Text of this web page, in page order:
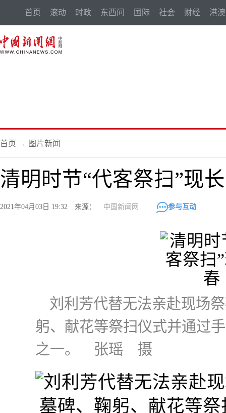
首页 滚动 时政 东西问 国际 社会 财经 港澳
首页 → 图片新闻
清明时节“代客祭扫”现
2021年04月03日 19:32 来源： 中国新闻网 参与互动
刘利芳代替无法亲赴现场
躬、献花等祭扫仪式并通过
之一。 张瑶 摄